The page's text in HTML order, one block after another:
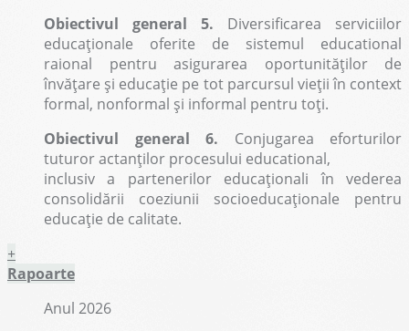
Obiectivul general 5. Diversificarea serviciilor
educaționale oferite de sistemul educational
raional pentru asigurarea oportunităților de
învățare și educație pe tot parcursul vieții în context
formal, nonformal și informal pentru toți.
Obiectivul general 6. Conjugarea eforturilor
tuturor actanților procesului educational,
inclusiv a partenerilor educaționali în vederea
consolidării coeziunii socioeducaționale pentru
educație de calitate.
+
Rapoarte
Anul 2026